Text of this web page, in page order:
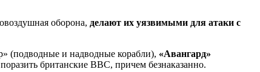
оборона, делают их уязвимыми для атаки с
(подводные и надводные корабли), «Авангард»
британские ВВС, причем безнаказанно.